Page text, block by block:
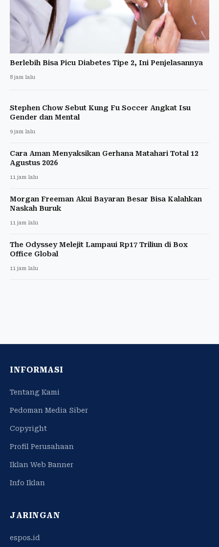
Berlebih Bisa Picu Diabetes Tipe 2, Ini Penjelasannya
8 jam lalu
Stephen Chow Sebut Kung Fu Soccer Angkat Isu
Gender dan Mental
9 jam lalu
Cara Aman Menyaksikan Gerhana Matahari Total 12
Agustus 2026
11 jam lalu
Morgan Freeman Akui Bayaran Besar Bisa Kalahkan
Naskah Buruk
11 jam lalu
The Odyssey Melejit Lampaui Rp17 Triliun di Box
Office Global
11 jam lalu
INFORMASI
Tentang Kami
Pedoman Media Siber
Copyright
Profil Perusahaan
Iklan Web Banner
Info Iklan
JARINGAN
espos.id